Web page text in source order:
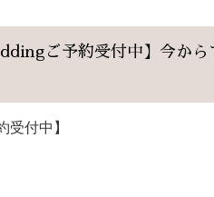
ご予約受付中】今か
受付中】